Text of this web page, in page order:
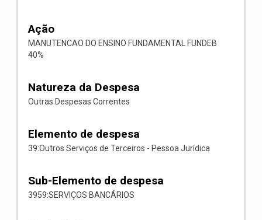
Ação
MANUTENCAO DO ENSINO FUNDAMENTAL FUNDEB
40%
Natureza da Despesa
Outras Despesas Correntes
Elemento de despesa
39:Outros Serviços de Terceiros - Pessoa Jurídica
Sub-Elemento de despesa
3959:SERVIÇOS BANCÁRIOS